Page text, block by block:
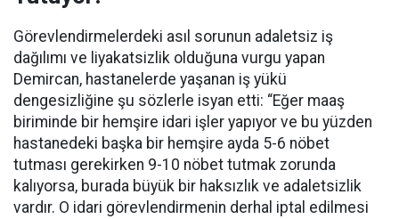
Görevlendirmelerdeki asıl sorunun adaletsiz iş
dağılımı ve liyakatsizlik olduğuna vurgu yapan
Demircan, hastanelerde yaşanan iş yükü
dengesizliğine şu sözlerle isyan etti: “Eğer maaş
biriminde bir hemşire idari işler yapıyor ve bu yüzden
hastanedeki başka bir hemşire ayda 5-6 nöbet
tutması gerekirken 9-10 nöbet tutmak zorunda
kalıyorsa, burada büyük bir haksızlık ve adaletsizlik
vardır. O idari görevlendirmenin derhal iptal edilmesi